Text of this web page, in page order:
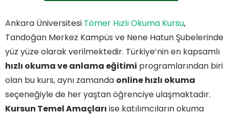
Ankara Üniversitesi Tömer Hızlı Okuma Kursu,
Tandoğan Merkez Kampüs ve Nene Hatun Şubelerinde
yüz yüze olarak verilmektedir. Türkiye’nin en kapsamlı
hızlı okuma ve anlama eğitimi programlarından biri
olan bu kurs, aynı zamanda online hızlı okuma
seçeneğiyle de her yaştan öğrenciye ulaşmaktadır.
Kursun Temel Amaçları ise katılımcıların okuma